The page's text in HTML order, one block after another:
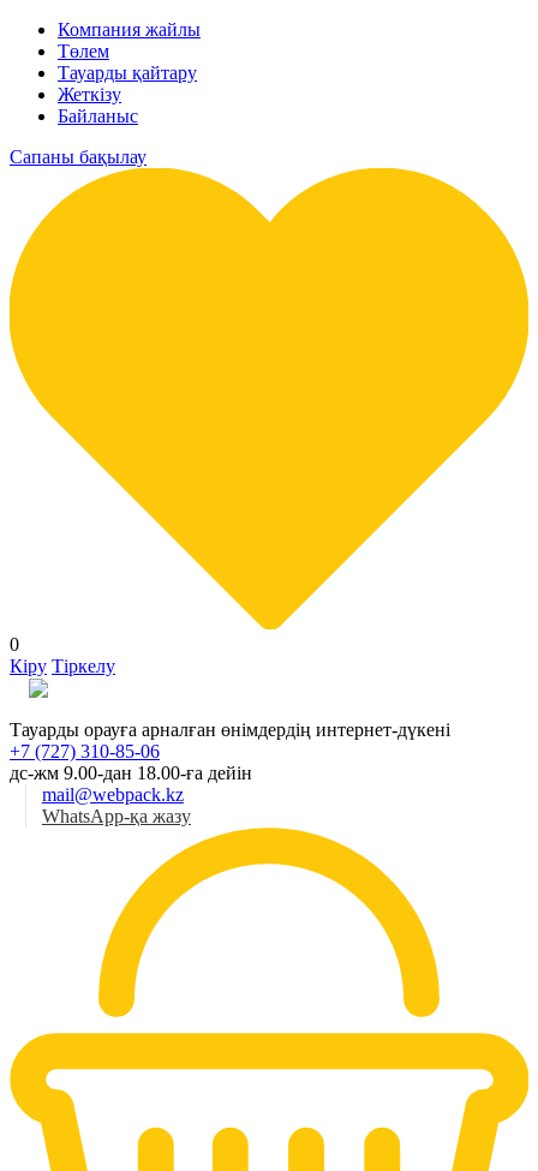
Компания жайлы
Төлем
Тауарды қайтару
Жеткізу
Байланыс
Сапаны бақылау
0
Кіру Тіркелу
Тауарды орауға арналған өнімдердің интернет-дүкені
+7 (727) 310-85-06
дс-жм 9.00-дан 18.00-ға дейін
mail@webpack.kz
WhatsApp-қа жазу